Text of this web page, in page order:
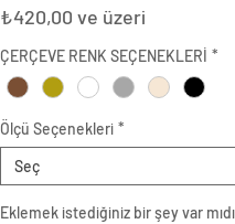
₺420,00 ve üzeri
ÇERÇEVE RENK SEÇENEKLERİ *
Ölçü Seçenekleri *
Seç
Eklemek istediğiniz bir şey var